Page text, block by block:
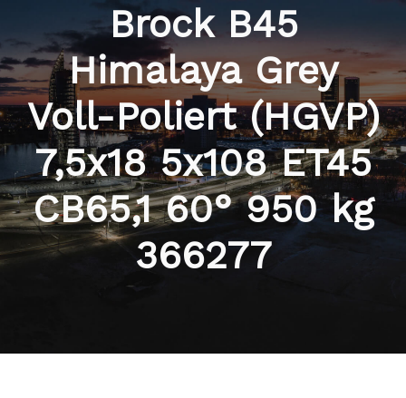
Brock B45
Himalaya Grey
Voll-Poliert (HGVP)
7,5x18 5x108 ET45
CB65,1 60° 950 kg
366277